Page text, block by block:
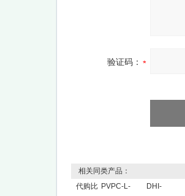
验证码：
相关同类产品：
代购比 PVPC-L-
DHI-